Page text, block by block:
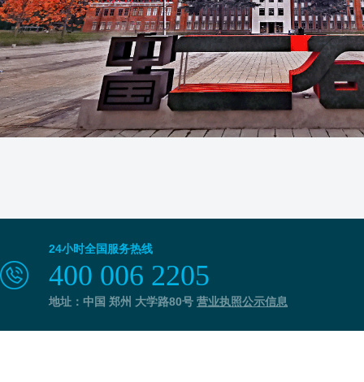
24小时全国服务热线
400 006 2205
地址：中国 郑州 大学路80号 营业执照公示信息